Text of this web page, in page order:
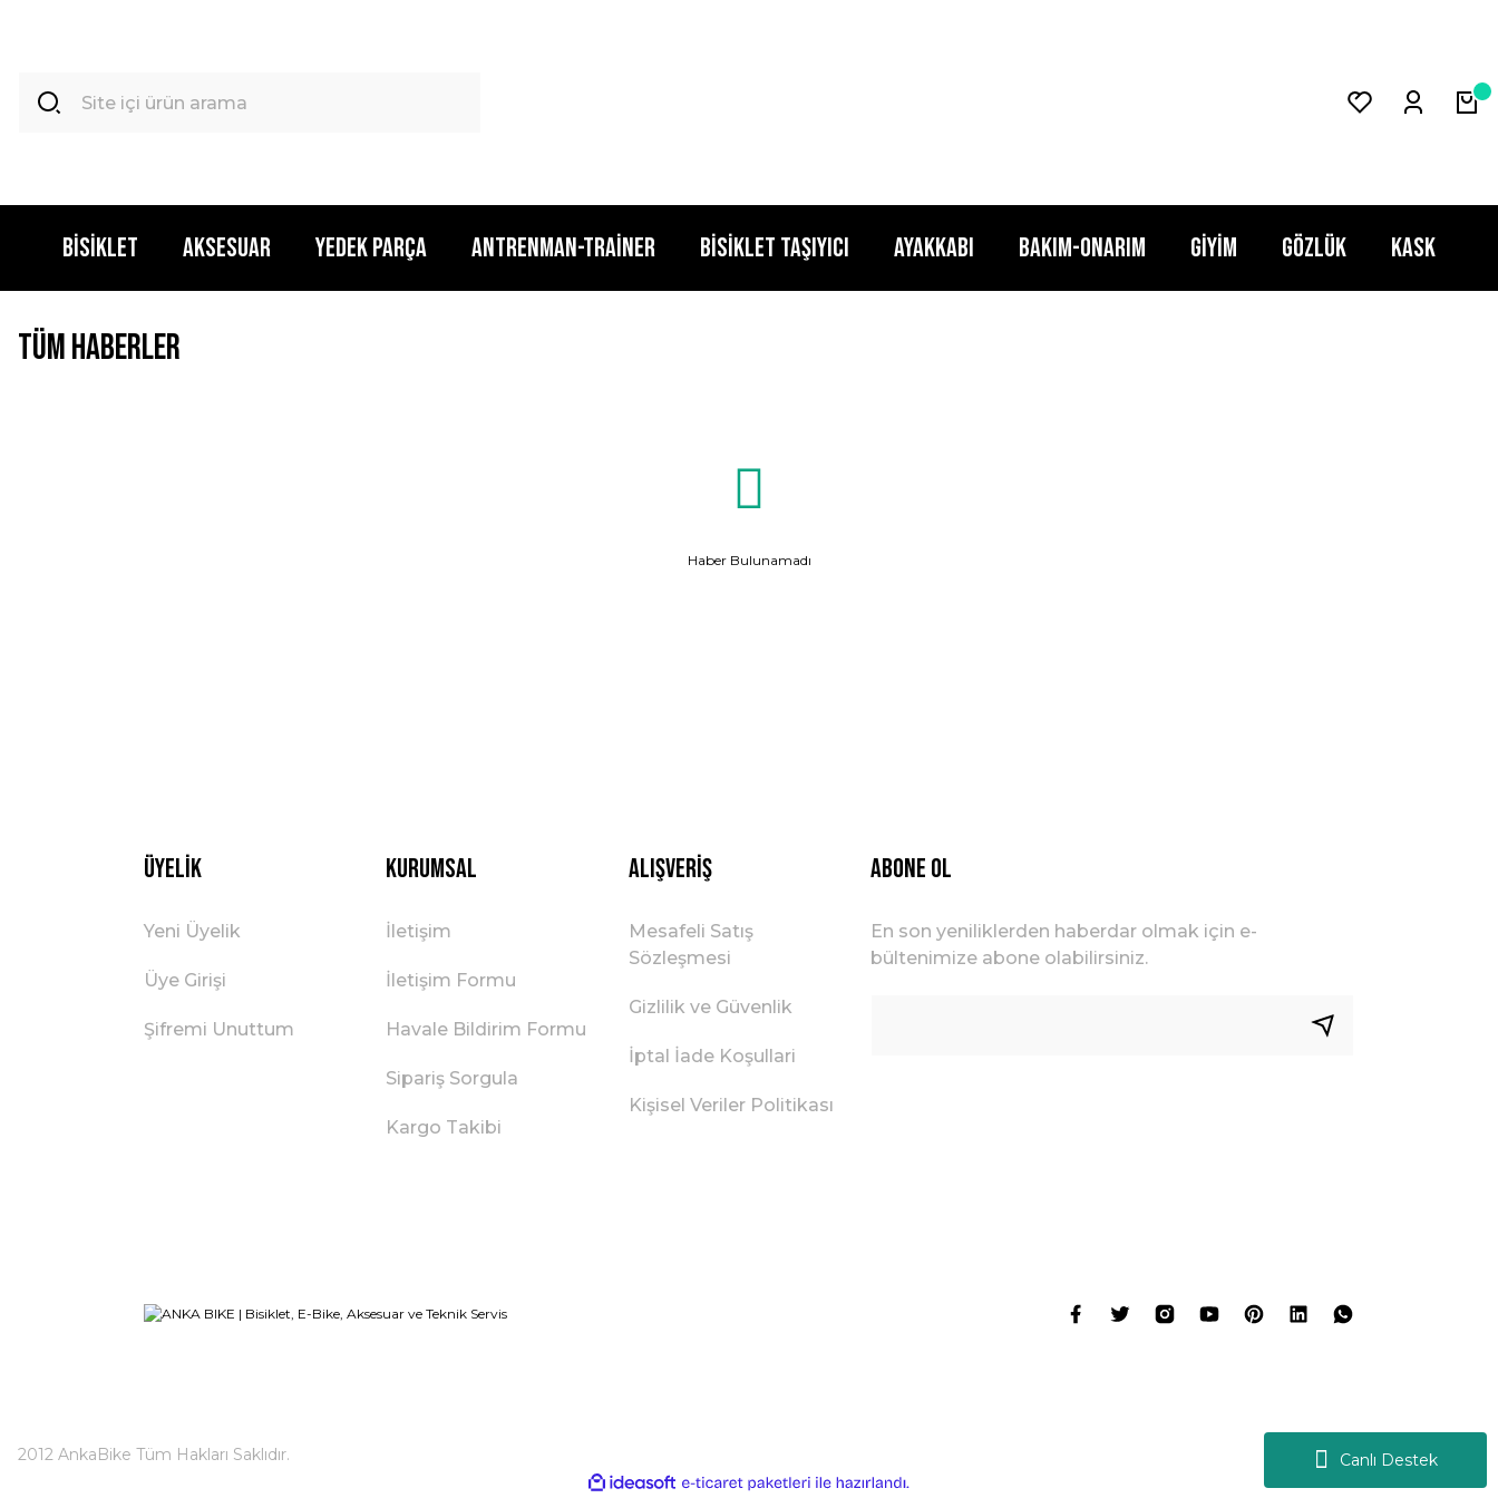
Canlı Destek
BİSİKLET AKSESUAR YEDEK PARÇA ANTRENMAN-TRAİNER BİSİKLET TAŞIYICI AYAKKABI BAKIM-ONARIM GİYİM GÖZLÜK KASK
Tüm Haberler
Haber Bulunamadı
Üyelik
Yeni Üyelik
Üye Girişi
Şifremi Unuttum
Kurumsal
İletişim
İletişim Formu
Havale Bildirim Formu
Sipariş Sorgula
Kargo Takibi
Alışveriş
Mesafeli Satış
Sözleşmesi
Gizlilik ve Güvenlik
İptal İade Koşullari
Kişisel Veriler Politikası
ABONE OL
En son yeniliklerden haberdar olmak için e-
bültenimize abone olabilirsiniz.
2012 AnkaBike Tüm Hakları Saklıdır.
ideasoft
e-